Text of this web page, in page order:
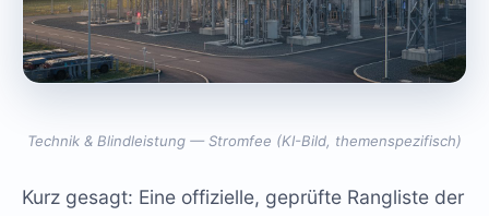
Technik & Blindleistung — Stromfee (KI-Bild, themenspezifisch)
Kurz gesagt: Eine offizielle, geprüfte Rangliste der